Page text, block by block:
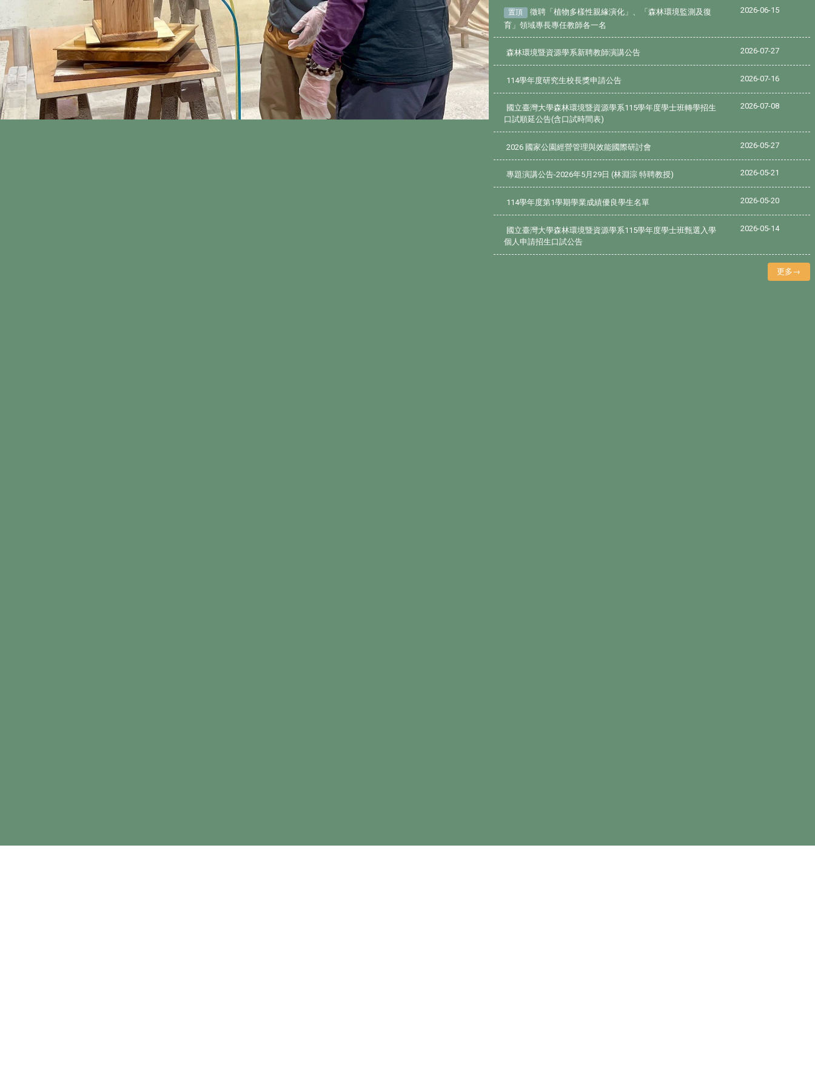
置頂
徵聘「植物多樣性親緣演化」、「森林環境監測及復
育」領域專長專任教師各一名
2026-06-15
森林環境暨資源學系新聘教師演講公告 2026-07-27
114學年度研究生校長獎申請公告 2026-07-16
國立臺灣大學森林環境暨資源學系115學年度學士班轉學招生
口試順延公告(含口試時間表)
2026-07-08
2026 國家公園經營管理與效能國際研討會 2026-05-27
專題演講公告-2026年5月29日 (林淵淙 特聘教授) 2026-05-21
114學年度第1學期學業成績優良學生名單 2026-05-20
國立臺灣大學森林環境暨資源學系115學年度學士班甄選入學
個人申請招生口試公告
2026-05-14
更多→